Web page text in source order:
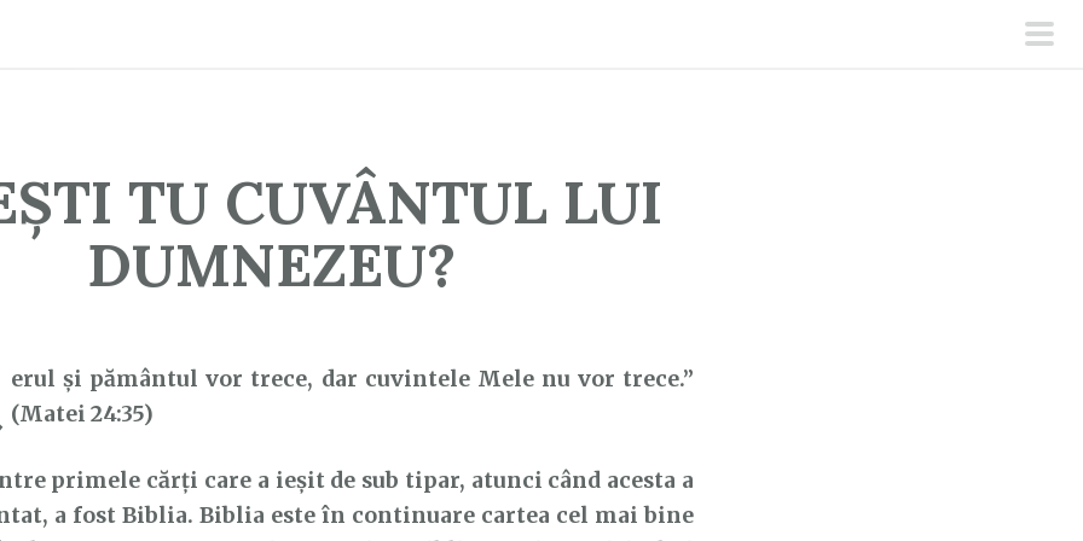
TU CUVÂNTUL LUI
DUMNEZEU?
erul şi pământul vor trece, dar cuvintele Mele nu vor trece.”
(Matei 24:35)
primele cărți care a ieșit de sub tipar, atunci când acesta a
a fost Biblia. Biblia este în continuare cartea cel mai bine